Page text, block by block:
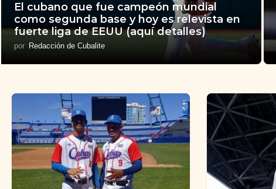
El cubano que fue campeón mundial
como segunda base y hoy es relevista en
fuerte liga de EEUU (aquí detalles)
por Redacción de Cubalite